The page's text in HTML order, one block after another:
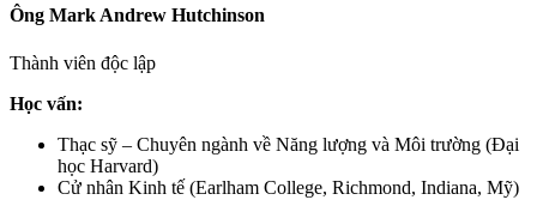
Ông Mark Andrew Hutchinson
Thành viên độc lập
Học vấn:
Thạc sỹ – Chuyên ngành về Năng lượng và Môi trường (Đại
học Harvard)
Cử nhân Kinh tế (Earlham College, Richmond, Indiana, Mỹ)